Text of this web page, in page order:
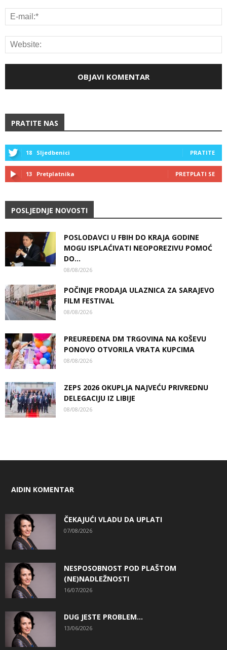
PRATITE NAS
18 Sljedbenici PRATITE
13 Pretplatnika PRETPLATI SE
POSLJEDNJE NOVOSTI
POSLODAVCI U FBIH DO KRAJA GODINE
MOGU ISPLAĆIVATI NEOPOREZIVU POMOĆ
DO...
08/08/2026
POČINJE PRODAJA ULAZNICA ZA SARAJEVO
FILM FESTIVAL
08/08/2026
PREUREĐENA DM TRGOVINA NA KOŠEVU
PONOVO OTVORILA VRATA KUPCIMA
08/08/2026
ZEPS 2026 OKUPLJA NAJVEĆU PRIVREDNU
DELEGACIJU IZ LIBIJE
08/08/2026
AIDIN KOMENTAR
ČEKAJUĆI VLADU DA UPLATI
07/08/2026
NESPOSOBNOST POD PLAŠTOM
(NE)NADLEŽNOSTI
16/07/2026
DUG JESTE PROBLEM…
13/06/2026